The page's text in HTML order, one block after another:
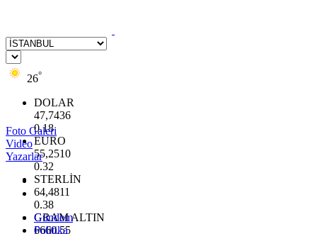
26°
DOLAR
47,7436
0.18
EURO
55,2510
0.32
STERLİN
64,4811
0.38
GRAM ALTIN
6660.55
Foto Galeri
Video
Yazarlar
Gündem
Politika